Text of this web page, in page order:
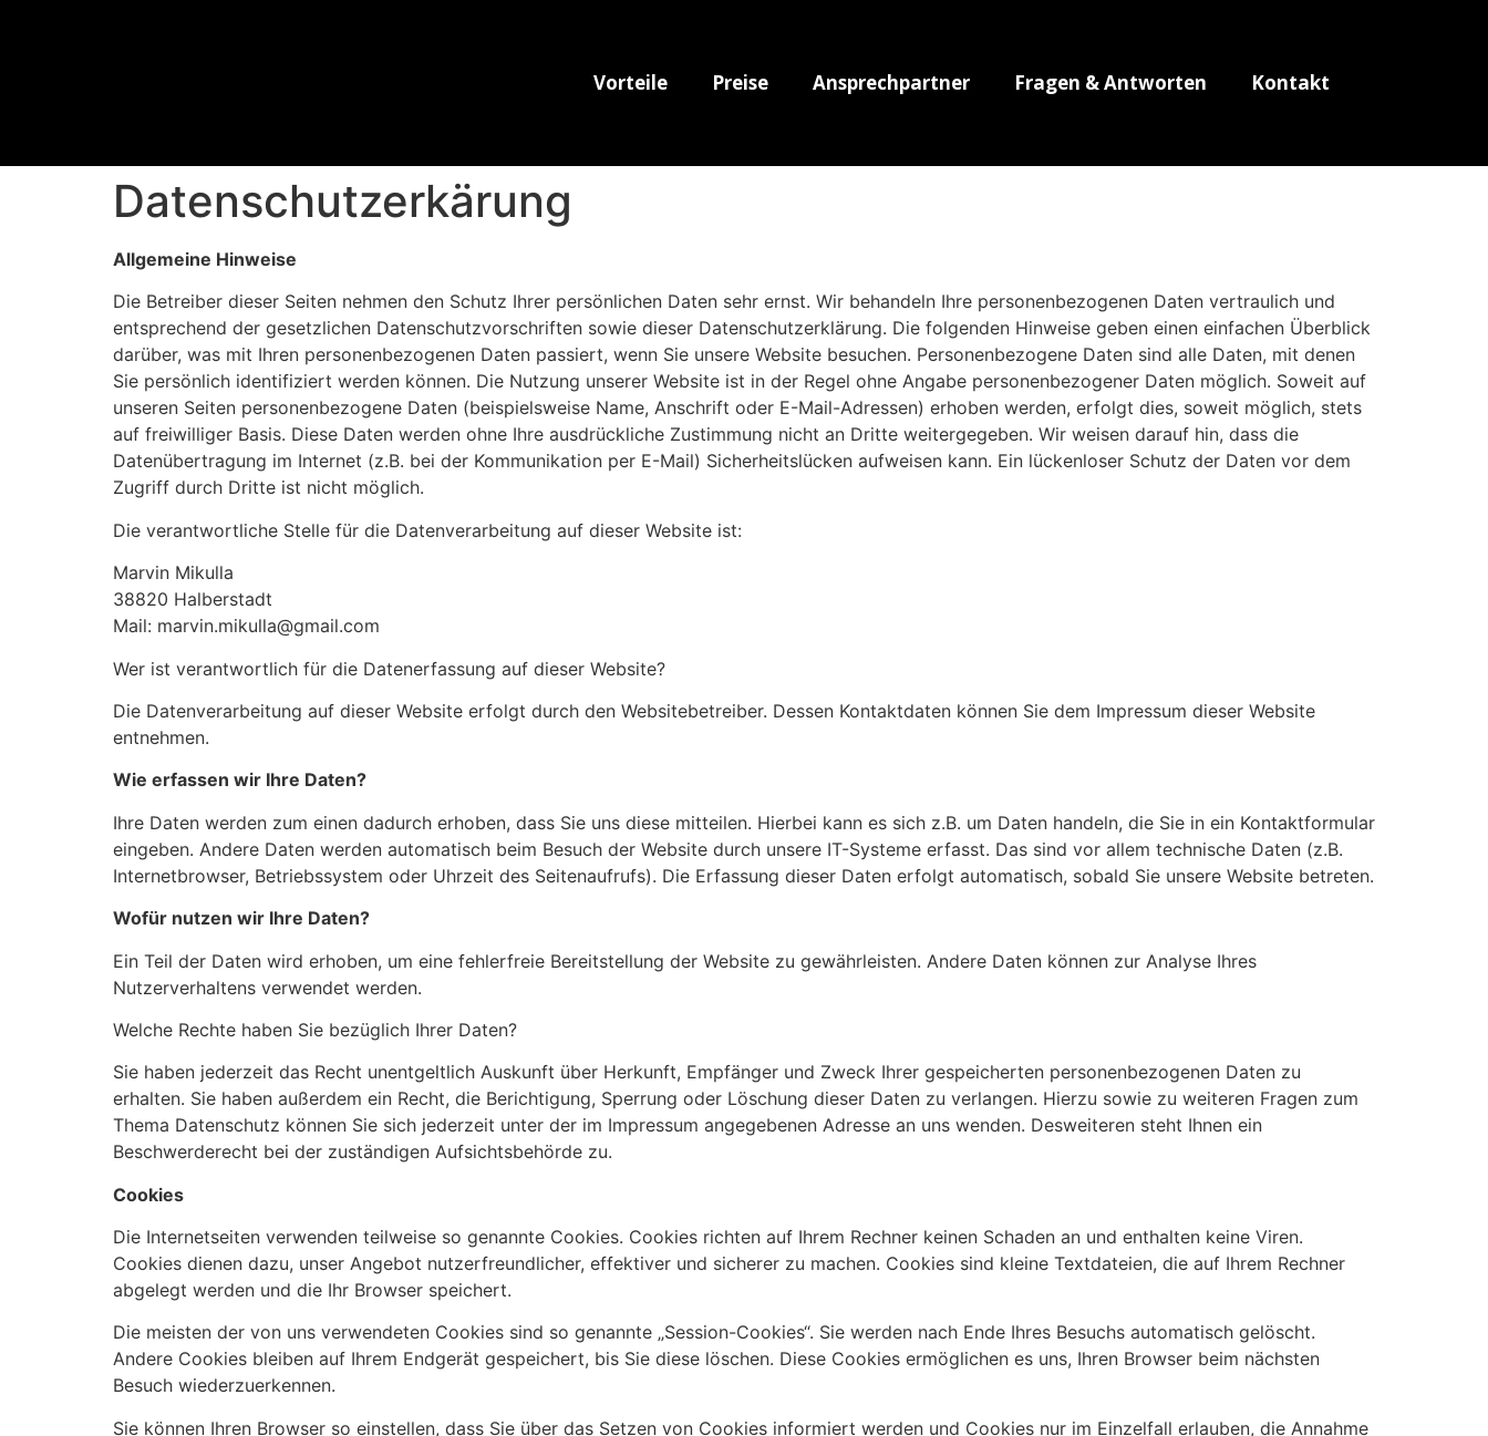
Vorteile Preise Ansprechpartner Fragen & Antworten Kontakt
Datenschutzerkärung
Allgemeine Hinweise
Die Betreiber dieser Seiten nehmen den Schutz Ihrer persönlichen Daten sehr ernst. Wir behandeln Ihre personenbezogenen Daten vertraulich und
entsprechend der gesetzlichen Datenschutzvorschriften sowie dieser Datenschutzerklärung. Die folgenden Hinweise geben einen einfachen Überblick
darüber, was mit Ihren personenbezogenen Daten passiert, wenn Sie unsere Website besuchen. Personenbezogene Daten sind alle Daten, mit denen
Sie persönlich identifiziert werden können. Die Nutzung unserer Website ist in der Regel ohne Angabe personenbezogener Daten möglich. Soweit auf
unseren Seiten personenbezogene Daten (beispielsweise Name, Anschrift oder E-Mail-Adressen) erhoben werden, erfolgt dies, soweit möglich, stets
auf freiwilliger Basis. Diese Daten werden ohne Ihre ausdrückliche Zustimmung nicht an Dritte weitergegeben. Wir weisen darauf hin, dass die
Datenübertragung im Internet (z.B. bei der Kommunikation per E-Mail) Sicherheitslücken aufweisen kann. Ein lückenloser Schutz der Daten vor dem
Zugriff durch Dritte ist nicht möglich.
Die verantwortliche Stelle für die Datenverarbeitung auf dieser Website ist:
Marvin Mikulla
38820 Halberstadt
Mail: marvin.mikulla@gmail.com
Wer ist verantwortlich für die Datenerfassung auf dieser Website?
​Die Datenverarbeitung auf dieser Website erfolgt durch den Websitebetreiber. Dessen Kontaktdaten können Sie dem Impressum dieser Website
entnehmen.
Wie erfassen wir Ihre Daten?
Ihre Daten werden zum einen dadurch erhoben, dass Sie uns diese mitteilen. Hierbei kann es sich z.B. um Daten handeln, die Sie in ein Kontaktformular
eingeben. Andere Daten werden automatisch beim Besuch der Website durch unsere IT-Systeme erfasst. Das sind vor allem technische Daten (z.B.
Internetbrowser, Betriebssystem oder Uhrzeit des Seitenaufrufs). Die Erfassung dieser Daten erfolgt automatisch, sobald Sie unsere Website betreten.
Wofür nutzen wir Ihre Daten?
Ein Teil der Daten wird erhoben, um eine fehlerfreie Bereitstellung der Website zu gewährleisten. Andere Daten können zur Analyse Ihres
Nutzerverhaltens verwendet werden.
Welche Rechte haben Sie bezüglich Ihrer Daten?
Sie haben jederzeit das Recht unentgeltlich Auskunft über Herkunft, Empfänger und Zweck Ihrer gespeicherten personenbezogenen Daten zu
erhalten. Sie haben außerdem ein Recht, die Berichtigung, Sperrung oder Löschung dieser Daten zu verlangen. Hierzu sowie zu weiteren Fragen zum
Thema Datenschutz können Sie sich jederzeit unter der im Impressum angegebenen Adresse an uns wenden. Desweiteren steht Ihnen ein
Beschwerderecht bei der zuständigen Aufsichtsbehörde zu.
Cookies
Die Internetseiten verwenden teilweise so genannte Cookies. Cookies richten auf Ihrem Rechner keinen Schaden an und enthalten keine Viren.
Cookies dienen dazu, unser Angebot nutzerfreundlicher, effektiver und sicherer zu machen. Cookies sind kleine Textdateien, die auf Ihrem Rechner
abgelegt werden und die Ihr Browser speichert.
Die meisten der von uns verwendeten Cookies sind so genannte „Session-Cookies“. Sie werden nach Ende Ihres Besuchs automatisch gelöscht.
Andere Cookies bleiben auf Ihrem Endgerät gespeichert, bis Sie diese löschen. Diese Cookies ermöglichen es uns, Ihren Browser beim nächsten
Besuch wiederzuerkennen.
Sie können Ihren Browser so einstellen, dass Sie über das Setzen von Cookies informiert werden und Cookies nur im Einzelfall erlauben, die Annahme